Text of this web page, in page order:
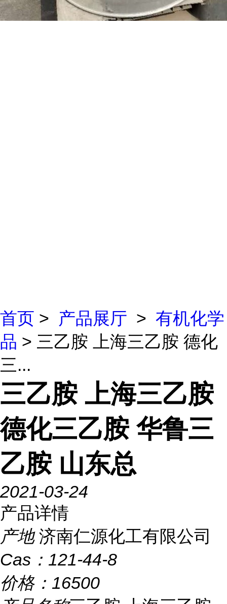
首页 > 产品展厅 > 有机化学
品 > 三乙胺 上海三乙胺 德化
三...
三乙胺 上海三乙胺
德化三乙胺 华鲁三
乙胺 山东总
2021-03-24
产品详情
产地 济南仁源化工有限公司
Cas： 121-44-8
价格： 16500